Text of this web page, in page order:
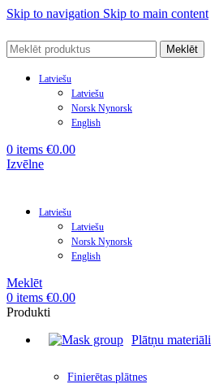
Skip to navigation Skip to main content
Meklēt
Latviešu
Latviešu
Norsk Nynorsk
English
0 items €0.00
Izvēlne
Latviešu
Latviešu
Norsk Nynorsk
English
Meklēt
0 items €0.00
Produkti
Plātņu materiāli
Finierētas plātnes